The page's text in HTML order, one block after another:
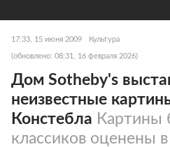
17:33, 15 июня 2009 Культура
(обновлено: 08:31, 16 февраля 2026)
Дом Sotheby's
неизвестные
Констебла Картины
классиков оценены